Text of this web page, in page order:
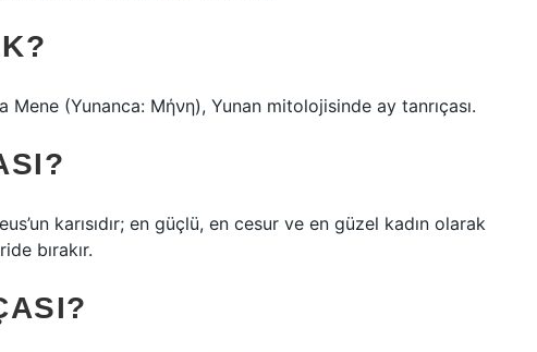
Mene (Yunanca: Μήνη), Yunan mitolojisinde ay tanrıçası.
karısıdır; en güçlü, en cesur ve en güzel kadın olarak
bırakır.